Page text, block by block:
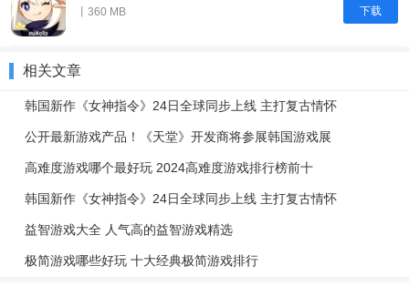
下载
丨360 MB
相关文章
韩国新作《女神指令》24日全球同步上线 主打复古情怀
公开最新游戏产品！《天堂》开发商将参展韩国游戏展
高难度游戏哪个最好玩 2024高难度游戏排行榜前十
韩国新作《女神指令》24日全球同步上线 主打复古情怀
益智游戏大全 人气高的益智游戏精选
极简游戏哪些好玩 十大经典极简游戏排行